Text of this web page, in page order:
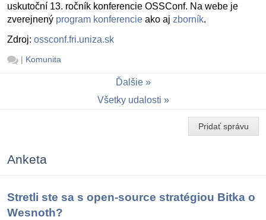
uskutoční 13. ročník konferencie OSSConf. Na webe je
zverejnený program konferencie ako aj zborník.
Zdroj: ossconf.fri.uniza.sk
| Komunita
Ďalšie
Všetky udalosti
Pridať správu
Anketa
Stretli ste sa s open-source stratégiou Bitka o
Wesnoth?